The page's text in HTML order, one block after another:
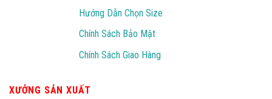
Hướng Dẫn Chọn Size
Chính Sách Bảo Mật
Chính Sách Giao Hàng
XƯỞNG SẢN XUẤT